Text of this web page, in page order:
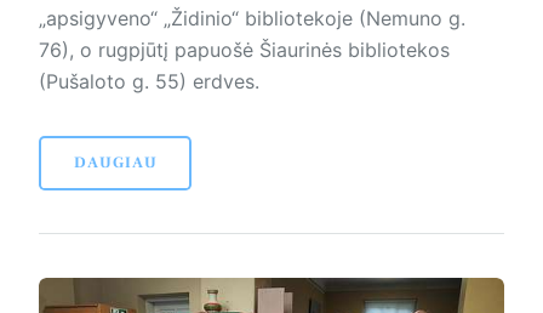
„apsigyveno“ „Židinio“ bibliotekoje (Nemuno g.
76), o rugpjūtį papuošė Šiaurinės bibliotekos
(Pušaloto g. 55) erdves.
DAUGIAU